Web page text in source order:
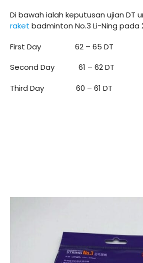
Di bawah ialah keputusan ujian DT
raket badminton No.3 Li-Ning pada
First Day 62 – 65 DT
Second Day 61 – 62 DT
Third Day 60 – 61 DT